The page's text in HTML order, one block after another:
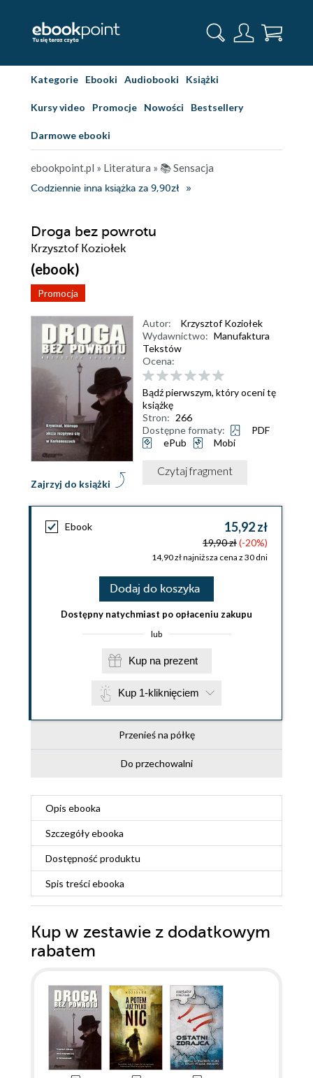
Kategorie Ebooki Audiobooki Książki
Kursy video Promocje Nowości Bestsellery
Darmowe ebooki
ebookpoint.pl » Literatura » 📚 Sensacja
Codziennie inna książka za 9,90zł
Droga bez powrotu
Krzysztof Koziołek
(ebook)
Promocja
Zajrzyj do książki
Autor:
Krzysztof Koziołek
Wydawnictwo: Manufaktura
Tekstów
Ocena:
Bądź pierwszym, który oceni tę
książkę
Stron: 266
Dostępne formaty:
PDF
ePub
Mobi
Czytaj fragment
Ebook 15,92 zł
19,90 zł(-20%)
14,90 zł najniższa cena z 30 dni
Dodaj do koszyka
Dostępny natychmiast po opłaceniu zakupu
lub
Kup na prezent
Kup 1-kliknięciem
Przenieś na półkę
Do przechowalni
Opis ebooka
Szczegółyebooka
Dostępność produktu
Spis treściebooka
Kup w zestawie z dodatkowym
rabatem